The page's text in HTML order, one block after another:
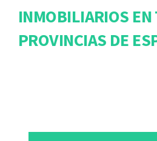
INMOBILIARIOS EN
PROVINCIAS DE